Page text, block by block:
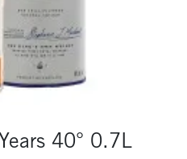
40° 0.7L